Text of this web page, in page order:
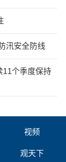
汛安全防线
11个季度保持
视频
观天下